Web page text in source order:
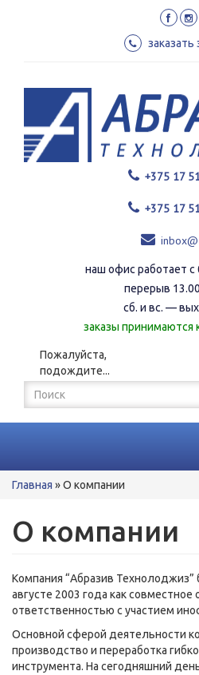
заказать
+375 17
+375 17
наш офис работает с
перерыв
сб. и вс. —
заказы принимаются
Пожалуйста,
подождите...
Форма
поиска
Поиск
Вы
Главная »О компании
О компании
Компания “Абразив Технолоджиз”
августе 2003 года как
ответственностью с участием
Основной сферой деятельности
производство и переработка
инструмента. На сегодняшний